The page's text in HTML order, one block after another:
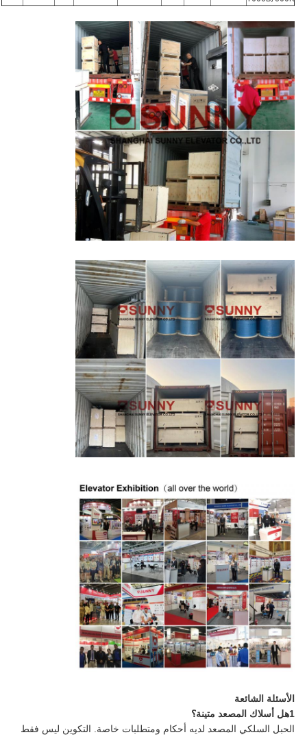
الأسئلة الشائعة
1هل أسلاك المصعد متينة؟
الحبل السلكي المصعد لديه أحكام ومتطلبات خاصة. التكوين ليس فقط